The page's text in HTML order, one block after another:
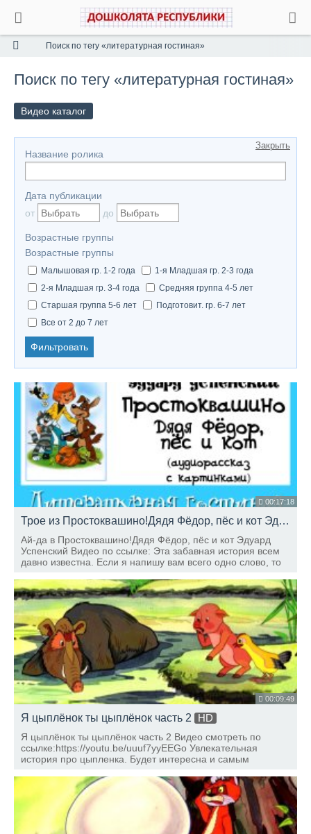
Поиск по тегу «литературная гостиная»
Поиск по тегу «литературная гостиная»
Видео каталог
Закрыть
Название ролика
Дата публикации
от
до
Возрастные группы
Возрастные группы
Малышовая гр. 1-2 года
1-я Младшая гр. 2-3 года
2-я Младшая гр. 3-4 года
Средняя группа 4-5 лет
Старшая группа 5-6 лет
Подготовит. гр. 6-7 лет
Все от 2 до 7 лет
Фильтровать
00:17:18
Трое из Простоквашино!Дядя Фёдор, пёс и кот Эдуард Успенский
Ай-да в Простоквашино!Дядя Фёдор, пёс и кот Эдуард
Успенский Видео по ссылке: Эта забавная история всем
давно известна. Если я напишу вам всего одно слово, то
историю.
00:09:49
Я цыплёнок ты цыплёнок часть 2
HD
Я цыплёнок ты цыплёнок часть 2 Видео смотреть по
ссылке:https://youtu.be/uuuf7yyEEGo Увлекательная
история про цыпленка. Будет интересна и самым